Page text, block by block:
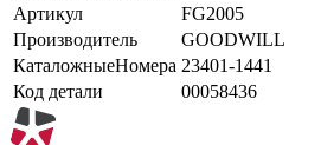
Артикул
FG2005
Производитель
GOODWILL
КаталожныеНомера 23401-1441
Код детали
00058436